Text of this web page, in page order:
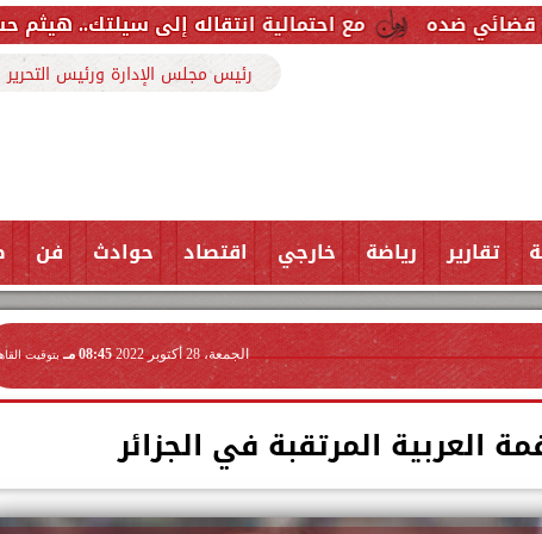
مع احتمالية انتقاله إلى سيلتك.. هيثم حسن خارج
رئيس مجلس الإدارة ورئيس التحرير
تقارير رياضة خارجي اقتصاد حوادث فن
الجمعة، 28 أكتوبر 2022 08:45 مـ بتوقيت
العربية المرتقبة في الجزائر